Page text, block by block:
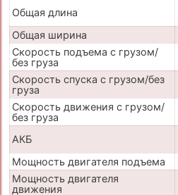
Общая длина
Общая ширина
Скорость подъема с грузом/
без груза
Скорость спуска с грузом/без
груза
Скорость движения с грузом/
без груза
АКБ
Мощность двигателя подъема
Мощность двигателя
движения